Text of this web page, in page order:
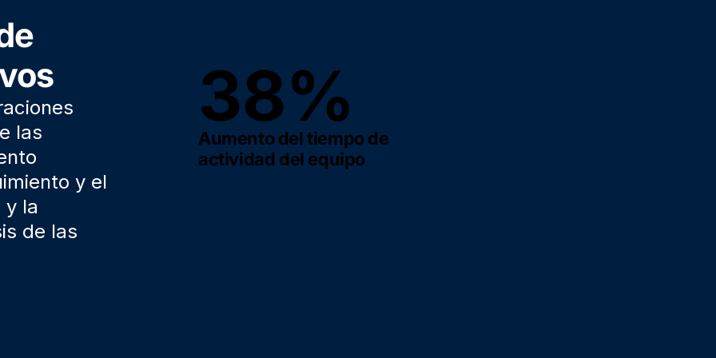
las
y el
la
de las
38%
Aumento del tiempo de
actividad del equipo